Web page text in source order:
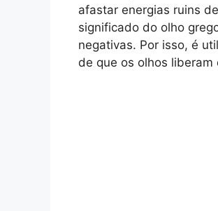
afastar energias ruins
significado do olho
negativas. Por isso, é
de que os olhos liberam